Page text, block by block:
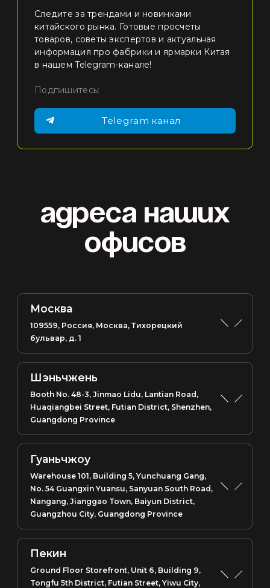
Следите за трендами и новинками
китайского рынка. Готовые просчеты
товаров, советы экспертов и актуальная
информация про фабрики и ярмарки Китая
в нашем Telegram-канале!
Подпишитесь:
Telegram канал
Адреса наших
офисов
Москва
109559, Россия, Москва, Тихорецкий
бульвар, д. 1
Шэньчжень
Booth No. 48-3, Jinmao Lidu, Lantian Road,
Huaqiangbei Street, Futian District, Shenzhen,
Guangdong Province
Гуаньчжоу
Warehouse 101, Building 5, Yunchuang Gang,
No. 54 Guangxin Yuansu, Sanyuan South Road,
Nangang, Jianggao Town, Baiyun District,
Guangzhou City, Guangdong Province
Пекин
Ground Floor Storefront, Unit 6, Building 9,
Tongfu 5th District, Futian Street, Yiwu City,